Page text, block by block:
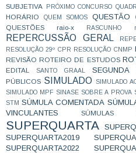
SUBJETIVA
PRÓXIMO CONCURSO
HORÁRIO
QUEM SOMOS QUESTÃO
QUESTÕES raio-x RASCUNHO
REPERCUSSÃO GERAL
RESOLUÇÃO 29º CPR
RESOLUÇÃO CNMP
REVISÃO ROTEIRO DE ESTUDOS
EDITAL
SANTO GRAAL SEGUNDA
PÚBLICOS SIMULADO SIMULADO
SIMULADO MPF SINASE SOBRE A PROVA
STM SÚMULA COMENTADA
VINCULANTES
SÚMULAS
SUPERQUARTA
SUPERQUARTA2019
SUPERQUARTA2022